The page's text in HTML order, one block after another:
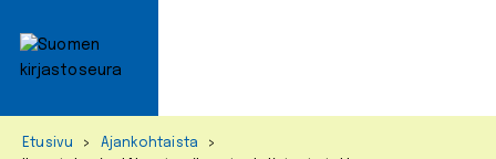
Etusivu > Ajankohtaista
>